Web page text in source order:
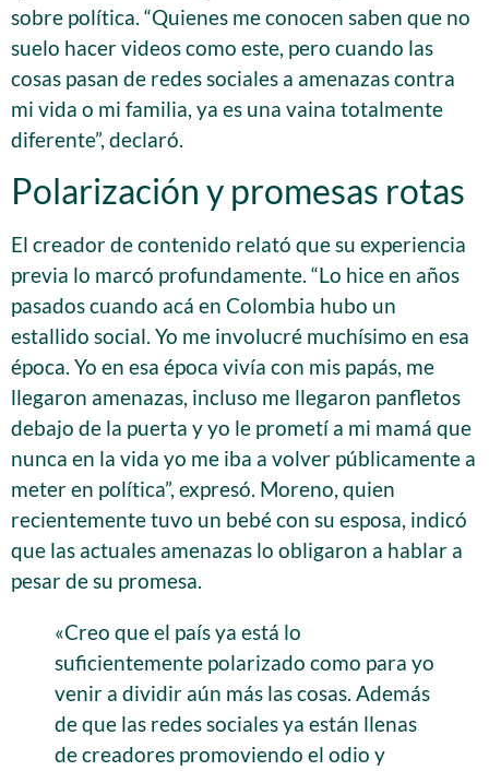
sobre política. “Quienes me conocen saben que no
suelo hacer videos como este, pero cuando las
cosas pasan de redes sociales a amenazas contra
mi vida o mi familia, ya es una vaina totalmente
diferente”, declaró.
Polarización y promesas rotas
El creador de contenido relató que su experiencia
previa lo marcó profundamente. “Lo hice en años
pasados cuando acá en Colombia hubo un
estallido social. Yo me involucré muchísimo en esa
época. Yo en esa época vivía con mis papás, me
llegaron amenazas, incluso me llegaron panfletos
debajo de la puerta y yo le prometí a mi mamá que
nunca en la vida yo me iba a volver públicamente a
meter en política”, expresó. Moreno, quien
recientemente tuvo un bebé con su esposa, indicó
que las actuales amenazas lo obligaron a hablar a
pesar de su promesa.
«Creo que el país ya está lo
suficientemente polarizado como para yo
venir a dividir aún más las cosas. Además
de que las redes sociales ya están llenas
de creadores promoviendo el odio y